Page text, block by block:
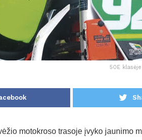
50E
motokroso trasoje įvyko jaunimo